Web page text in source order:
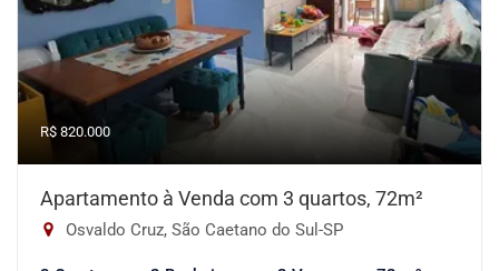
R$ 820.000
Apartamento à Venda com 3 quartos, 72m²
Osvaldo Cruz, São Caetano do Sul-SP